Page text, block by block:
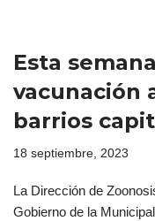
Esta
vacunación
barrios
18 septiembre, 2023
La Dirección de
Gobierno de la